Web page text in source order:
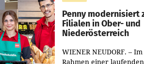
übertroffen.
Penny modernisiert
Filialen in Ober- und
Niederösterreich
WIENER NEUDORF. – Im
Rahmen einer laufenden